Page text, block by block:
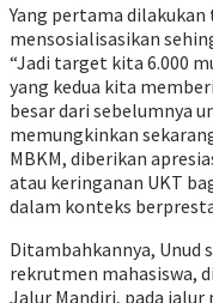
Yang pertama
mensosialisasikan
“Jadi target kita 6.000
yang kedua kita
besar dari sebelumnya
memungkinkan
MBKM, diberikan
atau keringanan UKT
dalam konteks
Ditambahkannya, Unud
rekrutmen mahasiswa,
Jalur Mandiri, pada jalur